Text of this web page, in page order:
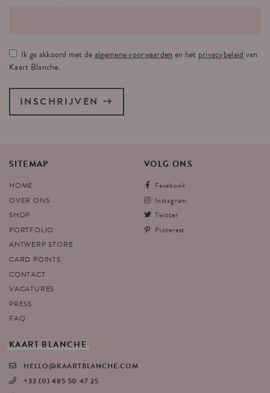
Ik ga akkoord met dealgemene voorwaardenen het privacybeleidvan
Kaart Blanche.
INSCHRIJVEN
SITEMAP
HOME
OVER ONS
SHOP
PORTFOLIO
ANTWERP STORE
CARD POINTS
CONTACT
VACATURES
PRESS
FAQ
VOLG ONS
Facebook
Instagram
Twitter
Pinterest
KAART BLANCHE
HELLO@KAARTBLANCHE.COM
+32 (0) 485 50 47 25